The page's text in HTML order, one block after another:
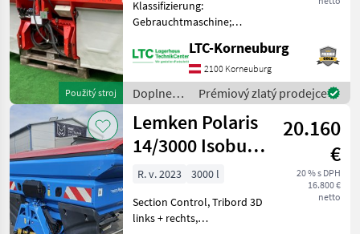
Použitý stroj
Klassifizierung:
Gebrauchtmaschine;
Seriennummer/Fahrgestellnummer:
13372; Behältervolumen:
3100; Arbeitsbreite: 24;
Bauart: Angebaut;
LTC-Korneuburg
2100 Korneuburg
Doplnenie
živin a
polievanie
/ Rauch
Prémiový zlatý prodejce
Lemken Polaris
14/3000 Isobus
Wiegestreuer
20.160
€
20 % s DPH
16.800 €
netto
R. v. 2023
3000 l
Section Control, Tribord 3D
links + rechts,